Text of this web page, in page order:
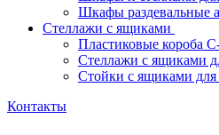
Шкафы раздевальные
Стеллажи с ящиками
Пластиковые короба
Стеллажи с ящиками
Стойки с ящиками для
Контакты